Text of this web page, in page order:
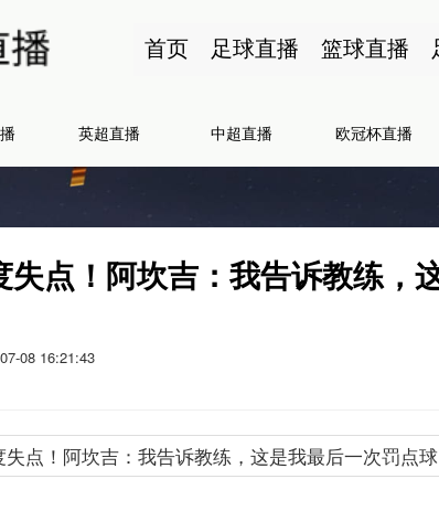
首页 足球直播 篮球直播
英超直播 中超直播 欧冠杯直播
失点！阿坎吉：我告诉教练，
08 16:21:43